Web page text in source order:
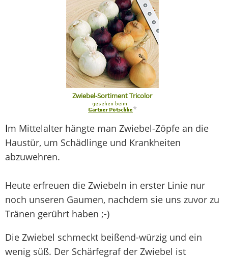
Zwiebel-Sortiment Tricolor
*
Im Mittelalter hängte man Zwiebel-Zöpfe an die
Haustür, um Schädlinge und Krankheiten
abzuwehren.
Heute erfreuen die Zwiebeln in erster Linie nur
noch unseren Gaumen, nachdem sie uns zuvor zu
Tränen gerührt haben ;-)
Die Zwiebel schmeckt beißend-würzig und ein
wenig süß. Der Schärfegraf der Zwiebel ist